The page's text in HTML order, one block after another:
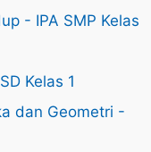
- IPA SMP Kelas
Kelas 1
dan Geometri -